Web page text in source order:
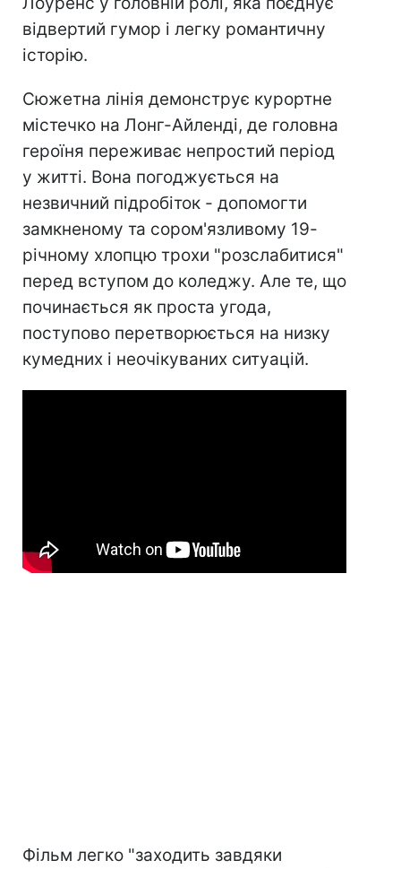
відвертий гумор і легку романтичну
історію.
Сюжетна лінія демонструє курортне
містечко на Лонг-Айленді, де головна
героїня переживає непростий період
у житті. Вона погоджується на
незвичний підробіток - допомогти
замкненому та сором'язливому 19-
річному хлопцю трохи "розслабитися"
перед вступом до коледжу. Але те, що
починається як проста угода,
поступово перетворюється на низку
кумедних і неочікуваних ситуацій.
Фільм легко "заходить завдяки